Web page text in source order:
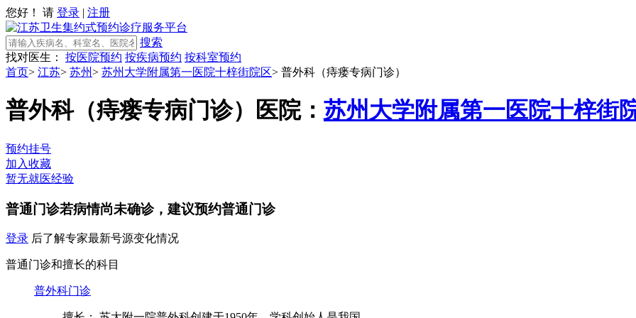
您好！ 请 登录 | 注册
搜索
找对医生：
按医院预约 按疾病预约 按科室预约
首页> 江苏> 苏州> 苏州大学附属第一医院十梓街院区> 普外科（痔瘘专病门诊）
普外科（痔瘘专病门诊） 医院： 苏州大学附属第一医院十梓街
预约挂号
加入收藏
暂无就医经验
普通门诊若病情尚未确诊，建议预约普通门诊
登录 后了解专家最新号源变化情况
普通门诊和擅长的科目
普外科门诊